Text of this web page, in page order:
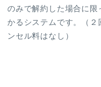
のみで解約した場合に
かるシステムです。（２
ンセル料はなし）